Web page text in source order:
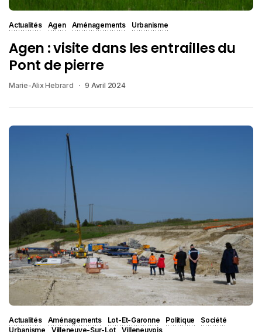
Actualités Agen Aménagements Urbanisme
Agen : visite dans les entrailles du
Pont de pierre
Marie-Alix Hebrard 9 Avril 2024
Actualités Aménagements Lot-Et-Garonne Politique
Société
Urbanisme
Villeneuve-Sur-Lot Villeneuvois